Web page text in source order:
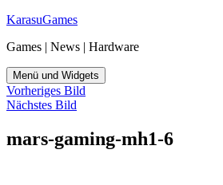
Zum
springen
KarasuGames
Games | News | Hardware
Menü und Widgets
Vorheriges Bild
Nächstes Bild
mars-gaming-mh1-6